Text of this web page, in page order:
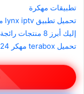
تطبيقات مهكرة
تحميل تطبيق lynx iptv مهكر اخر اصدار مجانا 2024
إليك أبرز 8 منتجات رائجة على Tiktok
تحميل terabox مهكر 2024 اخر اصدار مجانا